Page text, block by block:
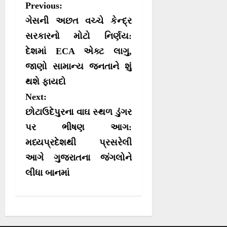
e
o
n
i
t
t
e
o
n
o
o
k
o
n
A
p
p
o
n
r
a
m
P
o
s
t
n
a
v
i
g
a
t
n
Previous:
ગેસની અછત વચ્ચે કેન્દ્ર
સરકારનો મોટો નિર્ણય:
દેશમાં ECA એક્ટ લાગુ,
જાણો સામાન્ય જનતાને શું
થશે ફાયદો
Next:
છોટાઉદેપુરના વાઘ સ્થળ ડુંગર
પર ભીષણ આગ:
મધ્યપ્રદેશથી પ્રસરેલી
આગે ગુજરાતના જંગલોને
લીધા બાનમાં